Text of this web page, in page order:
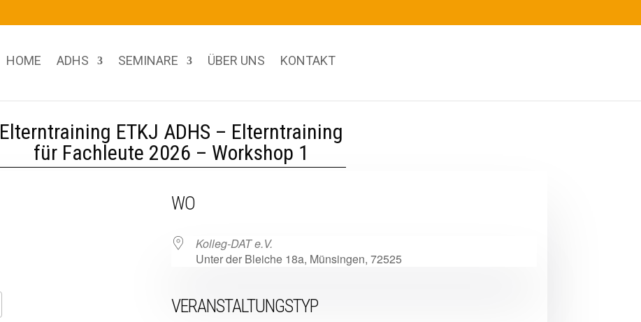
HOME ADHS SEMINARE ÜBER UNS KONTAKT
Elterntraining ETKJ ADHS – Elterntraining
für Fachleute 2026 – Workshop 1
WO
Kolleg-DAT e.V.
Unter der Bleiche 18a, Münsingen, 72525
VERANSTALTUNGSTYP